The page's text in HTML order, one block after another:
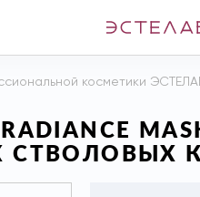
косметики
СТВОЛОВЫХ